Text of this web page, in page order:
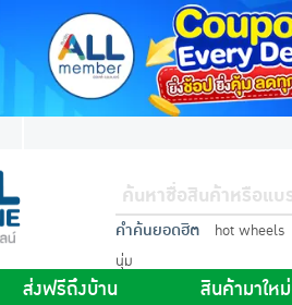
คำค้นยอดฮิต hot wheels
นุ่ม
ส่งฟรีถึงบ้าน สินค้ามาใหม่